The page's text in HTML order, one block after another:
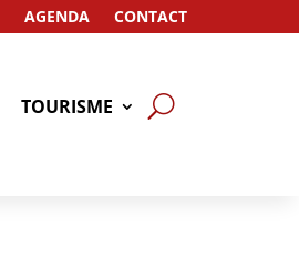
AGENDA CONTACT
TOURISME